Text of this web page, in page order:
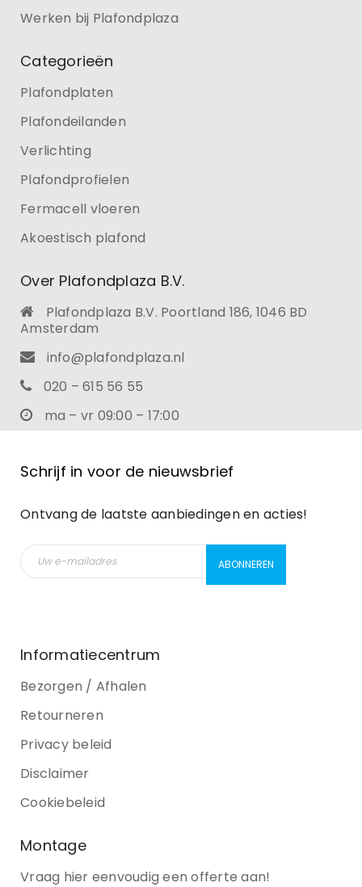
Werken bij Plafondplaza
Categorieën
Plafondplaten
Plafondeilanden
Verlichting
Plafondprofielen
Fermacell vloeren
Akoestisch plafond
Over Plafondplaza B.V.
Plafondplaza B.V. Poortland 186, 1046 BD
Amsterdam
info@plafondplaza.nl
020 – 615 56 55
ma – vr 09:00 – 17:00
Schrijf in voor de nieuwsbrief
Ontvang de laatste aanbiedingen en acties!
Informatiecentrum
Bezorgen / Afhalen
Retourneren
Privacy beleid
Disclaimer
Cookiebeleid
Montage
Vraag hier eenvoudig een offerte aan!